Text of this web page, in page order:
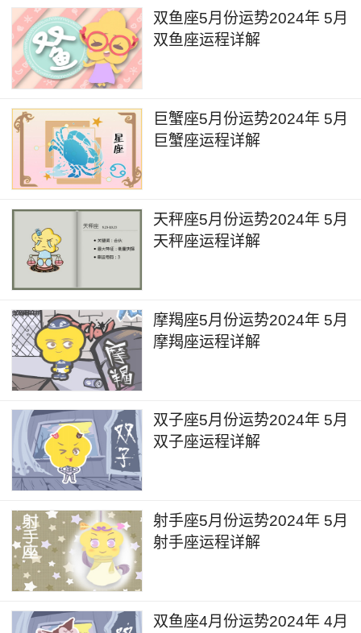
双鱼座5月份运势2024年 5月
双鱼座运程详解
巨蟹座5月份运势2024年 5月
巨蟹座运程详解
天秤座5月份运势2024年 5月
天秤座运程详解
摩羯座5月份运势2024年 5月
摩羯座运程详解
双子座5月份运势2024年 5月
双子座运程详解
射手座5月份运势2024年 5月
射手座运程详解
双鱼座4月份运势2024年 4月